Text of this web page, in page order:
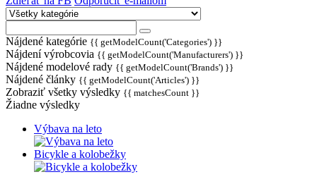
Nájdené kategórie {{ getModelCount('Categories') }}
Nájdení výrobcovia {{ getModelCount('Manufacturers') }}
Nájdené modelové rady {{ getModelCount('Brands') }}
Nájdené články {{ getModelCount('Articles') }}
Zobraziť všetky výsledky {{ matchesCount }}
Žiadne výsledky
Výbava na leto
Bicykle a kolobežky